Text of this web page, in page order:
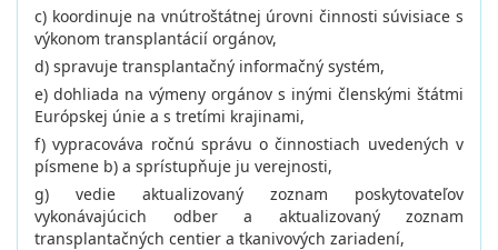
c) koordinuje na vnútroštátnej úrovni činnosti súvisiace s
výkonom transplantácií orgánov,
d) spravuje transplantačný informačný systém,
e) dohliada na výmeny orgánov s inými členskými štátmi
Európskej únie a s tretími krajinami,
f) vypracováva ročnú správu o činnostiach uvedených v
písmene b) a sprístupňuje ju verejnosti,
g) vedie aktualizovaný zoznam poskytovateľov
vykonávajúcich odber a aktualizovaný zoznam
transplantačných centier a tkanivových zariadení,